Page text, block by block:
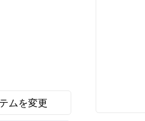
ムを変更